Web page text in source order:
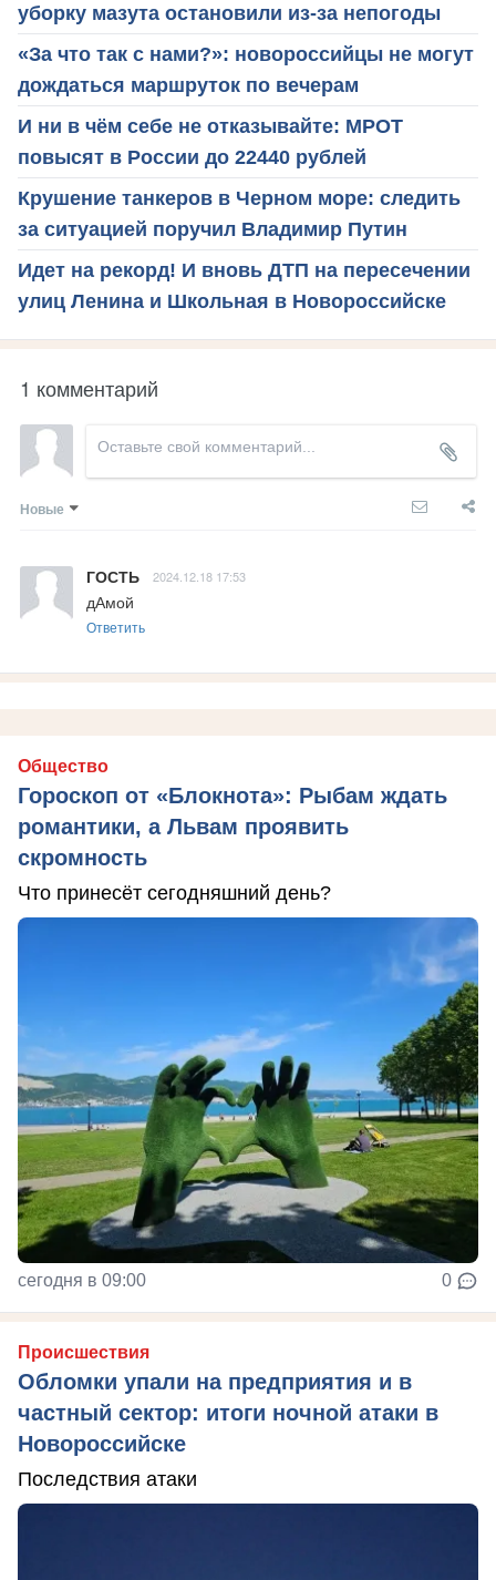
уборку мазута остановили из-за непогоды
«За что так с нами?»: новороссийцы не могут
дождаться маршруток по вечерам
И ни в чём себе не отказывайте: МРОТ
повысят в России до 22440 рублей
Крушение танкеров в Черном море: следить
за ситуацией поручил Владимир Путин
Идет на рекорд! И вновь ДТП на пересечении
улиц Ленина и Школьная в Новороссийске
1 комментарий
Новые
ГОСТЬ 2024.12.18 17:53
дАмой
Ответить
Общество
Гороскоп от «Блокнота»: Рыбам ждать
романтики, а Львам проявить
скромность
Что принесёт сегодняшний день?
сегодня в 09:00 0
Происшествия
Обломки упали на предприятия и в
частный сектор: итоги ночной атаки в
Новороссийске
Последствия атаки